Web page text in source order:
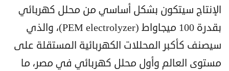
الإنتاج سيتكون بشكل أساسي من محلل كهربائي
بقدرة 100 ميجاواط (PEM electrolyzer)، والذي
سيصنف كأكبر المحللات الكهربائية المستقلة على
مستوى العالم وأول محلل كهربائي في مصر، ما